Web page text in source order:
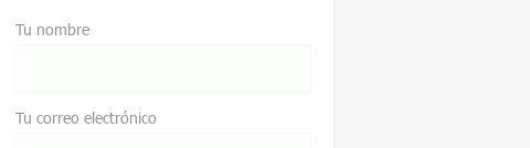
Tu nombre
Tu correo electrónico